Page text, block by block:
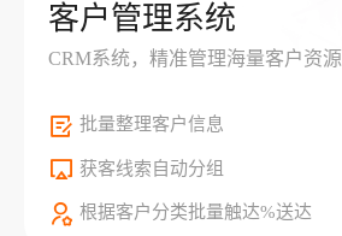
客户管理系统
CRM系统，精准管理海量客户资源
批量整理客户信息
获客线索自动分组
根据客户分类批量触达%送达